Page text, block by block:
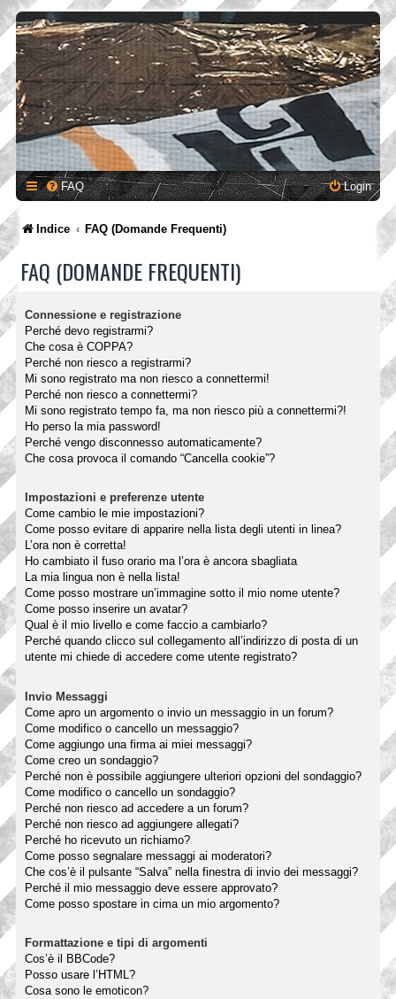
FAQ Login
Indice FAQ (Domande Frequenti)
FAQ (DOMANDE FREQUENTI)
Connessione e registrazione
Perché devo registrarmi?
Che cosa è COPPA?
Perché non riesco a registrarmi?
Mi sono registrato ma non riesco a connettermi!
Perché non riesco a connettermi?
Mi sono registrato tempo fa, ma non riesco più a connettermi?!
Ho perso la mia password!
Perché vengo disconnesso automaticamente?
Che cosa provoca il comando “Cancella cookie”?
Impostazioni e preferenze utente
Come cambio le mie impostazioni?
Come posso evitare di apparire nella lista degli utenti in linea?
L’ora non è corretta!
Ho cambiato il fuso orario ma l’ora è ancora sbagliata
La mia lingua non è nella lista!
Come posso mostrare un’immagine sotto il mio nome utente?
Come posso inserire un avatar?
Qual è il mio livello e come faccio a cambiarlo?
Perché quando clicco sul collegamento all’indirizzo di posta di un
utente mi chiede di accedere come utente registrato?
Invio Messaggi
Come apro un argomento o invio un messaggio in un forum?
Come modifico o cancello un messaggio?
Come aggiungo una firma ai miei messaggi?
Come creo un sondaggio?
Perché non è possibile aggiungere ulteriori opzioni del sondaggio?
Come modifico o cancello un sondaggio?
Perché non riesco ad accedere a un forum?
Perché non riesco ad aggiungere allegati?
Perché ho ricevuto un richiamo?
Come posso segnalare messaggi ai moderatori?
Che cos’è il pulsante “Salva” nella finestra di invio dei messaggi?
Perché il mio messaggio deve essere approvato?
Come posso spostare in cima un mio argomento?
Formattazione e tipi di argomenti
Cos’è il BBCode?
Posso usare l’HTML?
Cosa sono le emoticon?